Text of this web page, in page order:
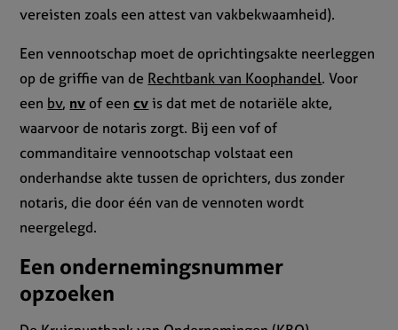
vereisten zoals een attest van vakbekwaamheid).
Een vennootschap moet de oprichtingsakte neerleggen
op de griffie van de Rechtbank van Koophandel. Voor
een bv, nvof eencvis dat met de notariële akte,
waarvoor de notaris zorgt. Bij een vof of
commanditaire vennootschap volstaat een
onderhandse akte tussen de oprichters, dus zonder
notaris, die door één van de vennoten wordt
neergelegd.
Een ondernemingsnummer
opzoeken